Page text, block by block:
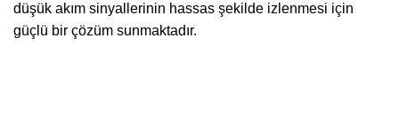
düşük akım sinyallerinin hassas şekilde izlenmesi için
güçlü bir çözüm sunmaktadır.